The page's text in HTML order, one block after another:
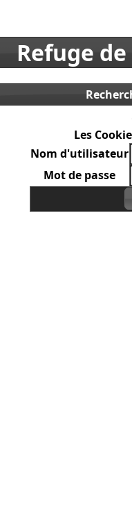
Refuge
Les
Nom d'utilisateur
Mot de passe